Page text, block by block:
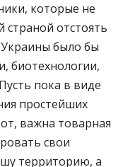
которые не
страной отстоять
было бы
биотехнологии,
пока в виде
простейших
важна товарная
свои
территорию, а